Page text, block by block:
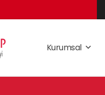
Kurumsal